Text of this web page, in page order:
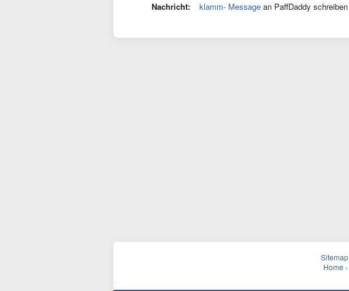
Nachricht: klamm- Message an PaffDaddy schreiben
Sitemap
Home ·